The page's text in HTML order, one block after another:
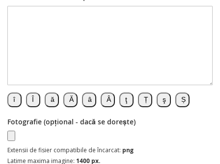
Fotografie (opțional - dacă se dorește)
Extensii de fisier compatibile de încarcat: png
Latime maxima imagine: 1400 px.